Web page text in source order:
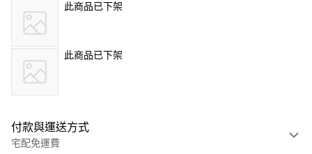
此商品已下架
此商品已下架
付款與運送方式
宅配免運費